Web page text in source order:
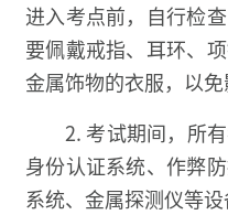
进入考点前，自行检
要佩戴戒指、耳环、
金属饰物的衣服，以免
2. 考试期间，所
身份认证系统、作弊
系统、金属探测仪等设